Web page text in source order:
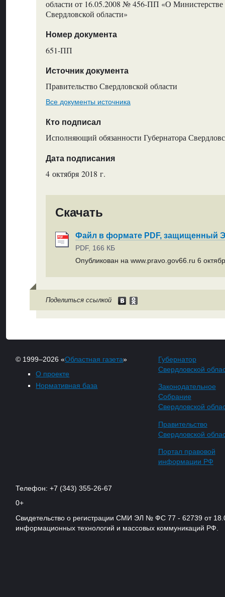
области от 16.05.2008 № 456-ПП «О
Свердловской области»
Номер документа
651-ПП
Источник документа
Правительство Свердловской области
Все документы источника
Кто подписал
Исполняющий обязанности Губернатора
Дата подписания
4 октября 2018 г.
Скачать
Файл в формате PDF, защищенный
PDF, 166 КБ
Опубликован на www.pravo.gov66.ru 6
Поделиться ссылкой
© 1999–2026 «Областная газета»
О проекте
Нормативная база
Губернатор
Свердловской
Законодательное
Собрание
Свердловской
Правительство
Свердловской
Портал правовой
информации РФ
Телефон: +7 (343) 355-26-67
0+
Свидетельство о регистрации СМИ ЭЛ № ФС 77 - 62739 от
информационных технологий и массовых коммуникаций РФ.